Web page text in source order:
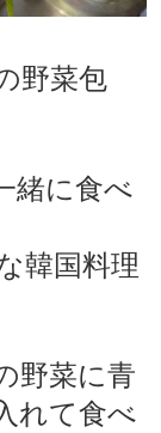
野菜包
緒に食べ
韓国料理
野菜に青
れて食べ